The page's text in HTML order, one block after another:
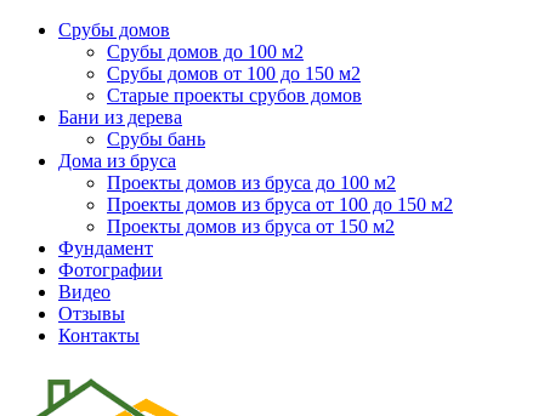
Срубы домов
Срубы домов до 100 м2
Срубы домов от 100 до 150 м2
Старые проекты срубов домов
Бани из дерева
Срубы бань
Дома из бруса
Проекты домов из бруса до 100 м2
Проекты домов из бруса от 100 до 150 м2
Проекты домов из бруса от 150 м2
Фундамент
Фотографии
Видео
Отзывы
Контакты